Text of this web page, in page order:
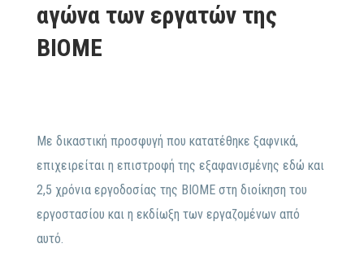
αγώνα των εργατών της
ΒΙΟΜΕ
Με δικαστική προσφυγή που κατατέθηκε ξαφνικά,
επιχειρείται η επιστροφή της εξαφανισμένης εδώ και
2,5 χρόνια εργοδοσίας της ΒΙΟΜΕ στη διοίκηση του
εργοστασίου και η εκδίωξη των εργαζομένων από
αυτό.